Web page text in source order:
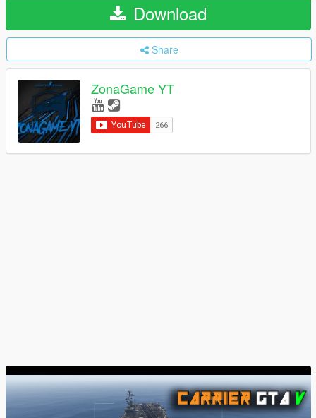
Download
Share
ZonaGame YT